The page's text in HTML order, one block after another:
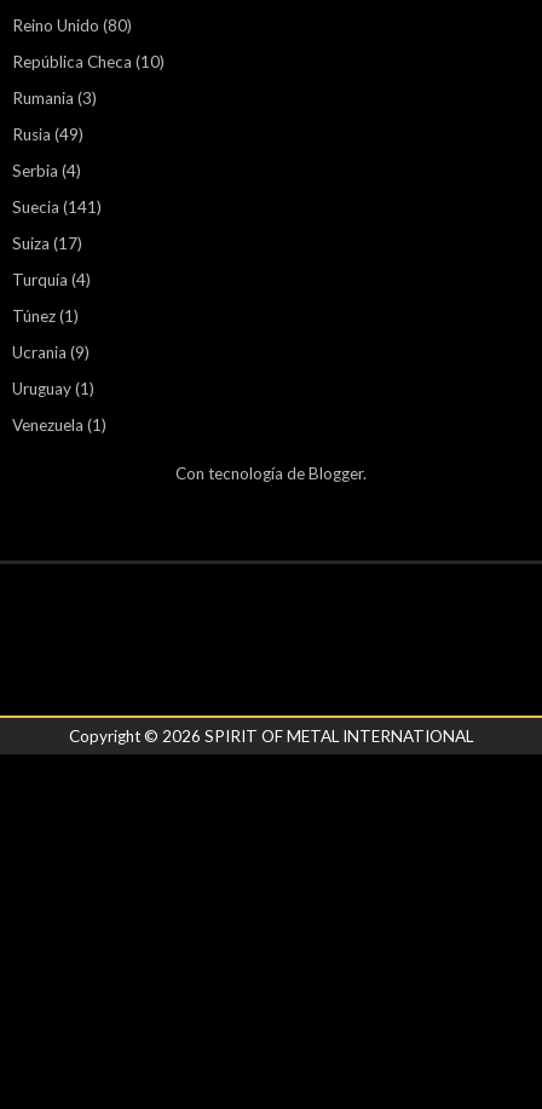
Reino Unido (80)
República Checa (10)
Rumania (3)
Rusia (49)
Serbia (4)
Suecia (141)
Suiza (17)
Turquía (4)
Túnez(1)
Ucrania (9)
Uruguay(1)
Venezuela (1)
Con tecnología deBlogger.
Copyright © 2026 SPIRIT OF METAL INTERNATIONAL